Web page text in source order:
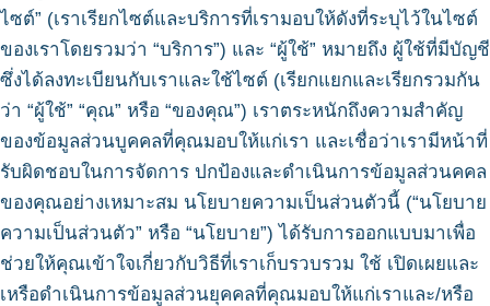
ไซต์” (เราเรียกไซต์และบริการที่เรามอบให้ดังที่ระบุไว้ในไซต์
ของเราโดยรวมว่า “บริการ”) และ “ผู้ใช้” หมายถึง ผู้ใช้ที่มีบัญชี
ซึ่งได้ลงทะเบียนกับเราและใช้ไซต์ (เรียกแยกและเรียกรวมกัน
ว่า “ผู้ใช้” “คุณ” หรือ “ของคุณ”) เราตระหนักถึงความสำคัญ
ของข้อมูลส่วนบูคคลที่คุณมอบให้แก่เรา และเชื่อว่าเรามีหน้าที่
รับผิดชอบในการจัดการ ปกป้องและดำเนินการข้อมูลส่วนคคล
ของคุณอย่างเหมาะสม นโยบายความเป็นส่วนตัวนี้ (“นโยบาย
ความเป็นส่วนตัว” หรือ “นโยบาย”) ได้รับการออกแบบมาเพื่อ
ช่วยให้คุณเข้าใจเกี่ยวกับวิธีที่เราเก็บรวบรวม ใช้ เปิดเผยและ
เหรือดำเนินการข้อมูลส่วนยุคคลที่คุณมอบให้แก่เราและ/หรือ